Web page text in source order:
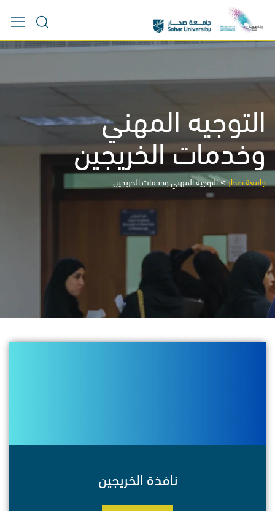
content
التوجيه المهني
وخدمات الخريجين
جامعة صحار>التوجيه المهني وخدمات الخريجين
نافذة الخريجين